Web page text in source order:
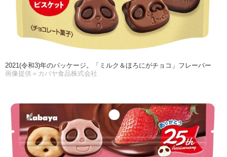
2021(令和3)年のパッケージ。「ミルク＆ほろにがチョコ」フレーバー
画像提供＝カバヤ食品株式会社